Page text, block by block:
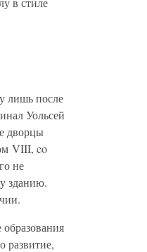
лишь после
Уольсей
дворцы
VIII, co
не
зданию.
развитие,